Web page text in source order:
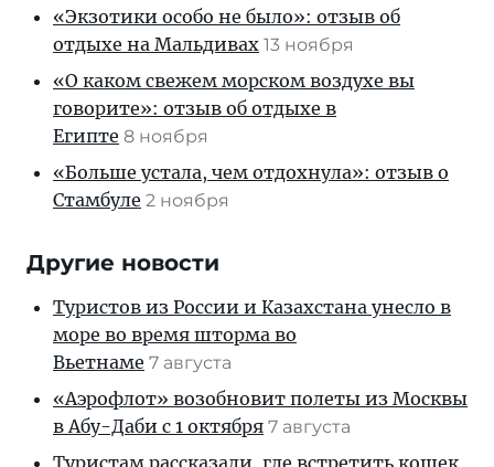
«Экзотики особо не было»: отзыв об
отдыхе на Мальдивах 13 ноября
«О каком свежем морском воздухе вы
говорите»: отзыв об отдыхе в
Египте 8 ноября
«Больше устала, чем отдохнула»: отзыв о
Стамбуле 2 ноября
Другие новости
Туристов из России и Казахстана унесло в
море во время шторма во
Вьетнаме 7 августа
«Аэрофлот» возобновит полеты из Москвы
в Абу-Даби с 1 октября 7 августа